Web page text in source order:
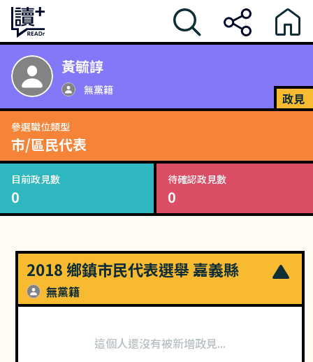
黃毓諄
無黨籍
政見
參選職位類型
市/區民代表
目前政見數
0
待確認政見數
0
2018 鄉鎮市民代表選舉 嘉義縣
無黨籍
這個人還沒有被新增政見...